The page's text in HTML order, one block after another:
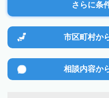
さらに条
市区町村か
相談内容か